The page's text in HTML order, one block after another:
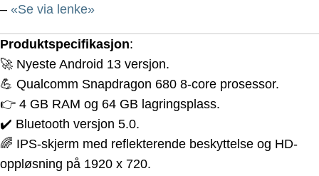
– «Se via lenke»
Produktspecifikasjon:
🚀 Nyeste Android 13 versjon.
💪 Qualcomm Snapdragon 680 8-core prosessor.
👉 4 GB RAM og 64 GB lagringsplass.
✔️ Bluetooth versjon 5.0.
🌈 IPS-skjerm med reflekterende beskyttelse og HD-
oppløsning på 1920 x 720.